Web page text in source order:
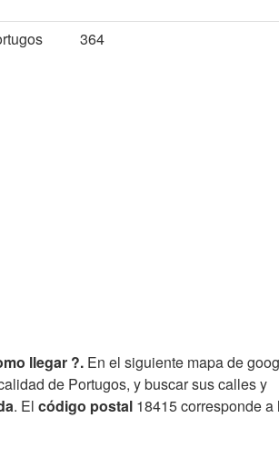
364
llegar ?. En el siguiente mapa de
de Portugos, y buscar sus calles y
. El código postal 18415 corresponde a